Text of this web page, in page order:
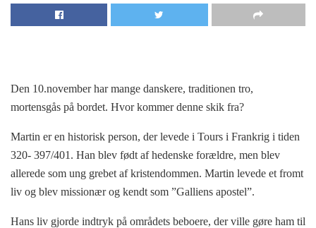
Den 10.november har mange danskere, traditionen tro,
mortensgås på bordet. Hvor kommer denne skik fra?
Martin er en historisk person, der levede i Tours i Frankrig i tiden
320- 397/401. Han blev født af hedenske forældre, men blev
allerede som ung grebet af kristendommen. Martin levede et fromt
liv og blev missionær og kendt som ”Galliens apostel”.
Hans liv gjorde indtryk på områdets beboere, der ville gøre ham til